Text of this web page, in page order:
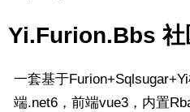
Yi.Furion.Bbs 社
一套基于
端.net6，前端vue3，内置